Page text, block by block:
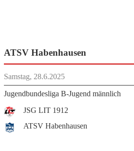
ATSV Habenhausen
Samstag, 28.6.2025
Jugendbundesliga B-Jugend männlich
JSG LIT 1912
ATSV Habenhausen